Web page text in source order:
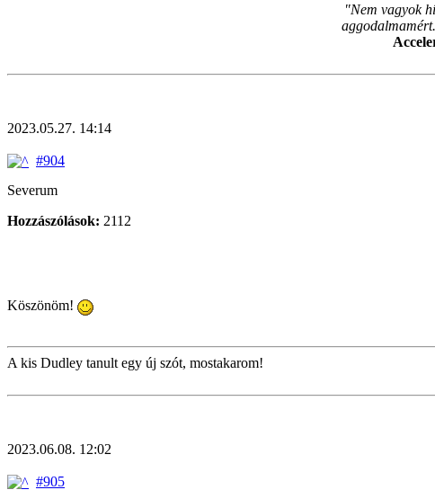
"Nem vagyok
2023.05.27. 14:14
#904
Severum
Hozzászólások: 2112
Köszönöm!
A kis Dudley tanult egy új szót, mostakarom!
2023.06.08. 12:02
#905